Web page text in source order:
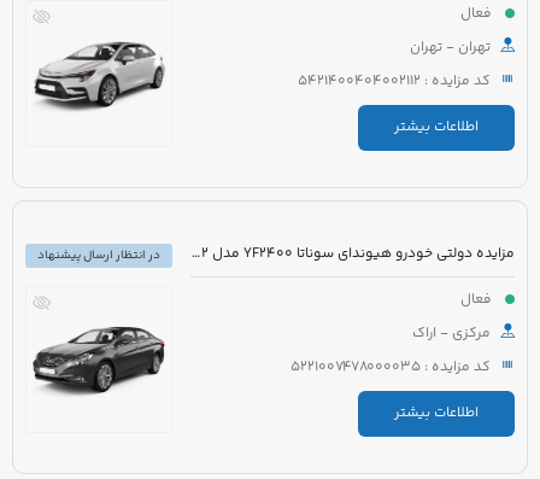
فعال
تهران - تهران
کد مزایده : 5421400404002112
اطلاعات بیشتر
مزایده دولتی خودرو هیوندای سوناتا YF2400 مدل 2012 رنگ سفید متالیک
فعال
مرکزی - اراک
کد مزایده : 5221007478000035
اطلاعات بیشتر
در انتظار ارسال پیشنهاد